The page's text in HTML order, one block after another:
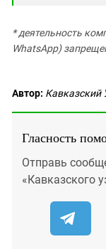
* деятельность
WhatsApp)
Автор: Кавказский
Гласность
Отправь
«Кавказского